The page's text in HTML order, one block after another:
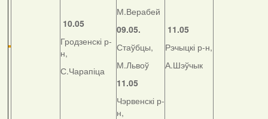
10.05
Гродзенскі р-
н,
С.Чарапіца
М.Верабей
09.05.
Стаўбцы,
М.Львоў
11.05
Чэрвенскі р-
н,
11.05
Рэчыцкі р-н,
А.Шэўчык